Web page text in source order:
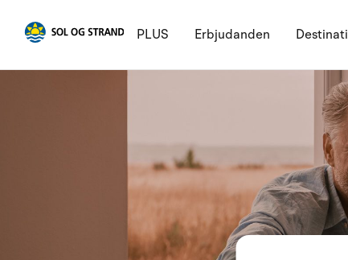
PLUS Erbjudanden